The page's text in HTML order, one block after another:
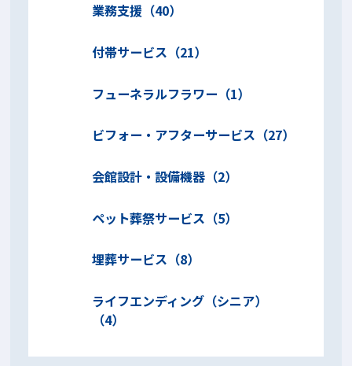
業務支援（40）
付帯サービス（21）
フューネラルフラワー（1）
ビフォー・アフターサービス（27）
会館設計・設備機器（2）
ペット葬祭サービス（5）
埋葬サービス（8）
ライフエンディング（シニア）
（4）